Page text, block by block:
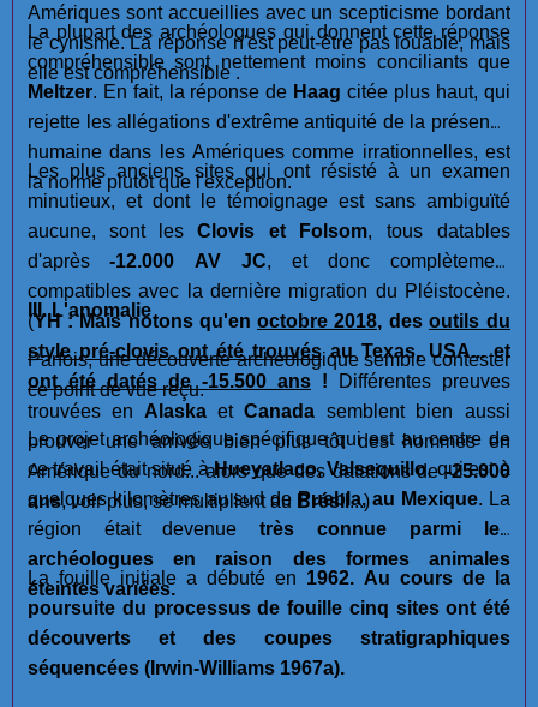
Amériques sont accueillies avec un scepticisme bordant
le cynisme. La réponse n'est peut-être pas louable, mais
elle est compréhensible .
La plupart des archéologues qui donnent cette réponse
compréhensible sont nettement moins conciliants que
Meltzer. En fait, la réponse de Haag citée plus haut, qui
rejette les allégations d'extrême antiquité de la présence
humaine dans les Amériques comme irrationnelles, est
la norme plutôt que l'exception.
Les plus anciens sites qui ont résisté à un examen
minutieux, et dont le témoignage est sans ambiguïté
aucune, sont les Clovis et Folsom, tous datables
d'après -12.000 AV JC, et donc complètement
compatibles avec la dernière migration du Pléistocène.
(YH : Mais notons qu'en octobre 2018, des outils du
style pré-clovis ont été trouvésau Texas, USA... et
ont été datés de -15.500 ans ! Différentes preuves
trouvées en Alaska et Canada semblent bien aussi
prouver une arrivée bien plus tôt des hommes en
Amérique du nord... alors que des datations de-25.000
ans, voir plus, se multiplient au Brésil...)
III. L'anomalie
Parfois, une découverte archéologique semble contester
ce point de vue reçu.
Le projet archéologique spécifique qui est au centre de
ce travail était situé àHueyatlaco, Valsequillo, qui est à
quelques kilomètres au sud de Puebla, au Mexique. La
région était devenue très connue parmi les
archéologues en raison des formes animales
éteintes variées.
La fouille initiale a débuté en 1962. Au cours de la
poursuite du processus de fouille cinq sites ont été
découverts et des coupes stratigraphiques
séquencées (Irwin-Williams 1967a).